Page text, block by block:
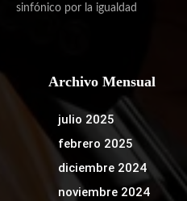
sinfónico por la igualdad
Archivo Mensual
julio 2025
febrero 2025
diciembre 2024
noviembre 2024